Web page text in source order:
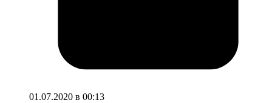
01.07.2020 в 00:13